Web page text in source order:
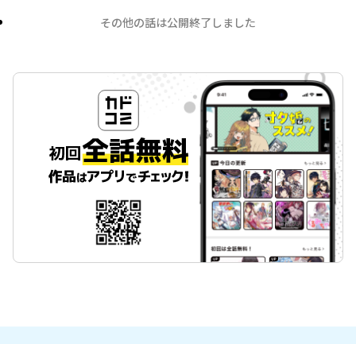
その他の話は公開終了しました